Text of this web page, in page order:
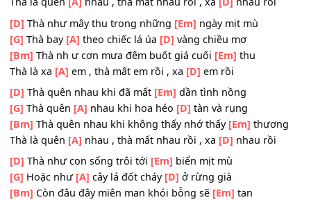
Thà mất em[G]thôi , thà mất em thôi , [C]em ơi[A]
Hát tăng 1 tone lên[D]-------------------
[D]Thà quên đi bao nhiêu nỗi[Em]buồn từng ngày
[G]Thà quên[A]đi cho thôi ngóng[D]chờ từng giờ
[Bm]Thà quên đi cơn vui tiếng hát tiếng[Em]
Thà là quên[A] nhau , thà mất nhau rồi , xa[D]
[D]Thà như mây thu trong những[Em]ngày mịt mù
Thà bay [A] theo chiếc lá úa
vàng chiều mơ
[Bm]Thà nh ư cơn mưa đêm buốt giá cuối
Thà là xa[A] em , thà mất em rồi , xa[D]em rồi